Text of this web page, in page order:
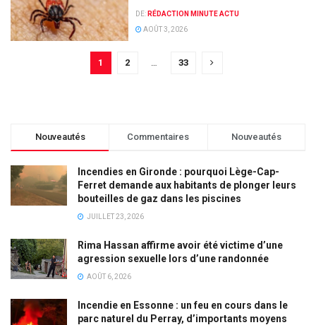
DE: RÉDACTION MINUTE ACTU
AOÛT 3, 2026
1 2 33
Nouveautés Commentaires Nouveautés
Incendies en Gironde : pourquoi Lège-Cap-
Ferret demande aux habitants de plonger leurs
bouteilles de gaz dans les piscines
JUILLET 23, 2026
Rima Hassan affirme avoir été victime d’une
agression sexuelle lors d’une randonnée
AOÛT 6, 2026
Incendie en Essonne : un feu en cours dans le
parc naturel du Perray, d’importants moyens